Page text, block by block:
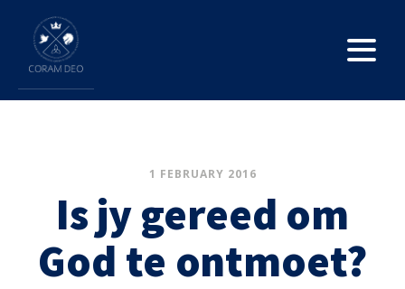
1 FEBRUARY 2016
Is jy gereed om
God te ontmoet?